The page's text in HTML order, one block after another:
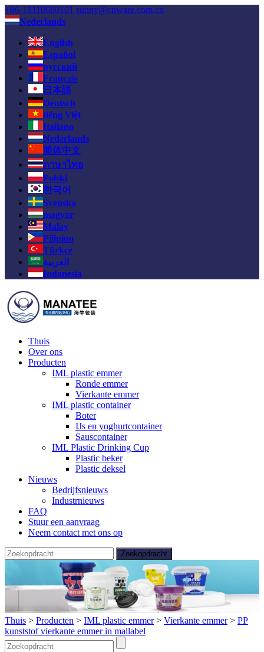
+86-18110680101 sunny@cnware.com.cn
Nederlands
English
Español
русский
Français
日本語
Deutsch
tiếng Việt
Italiano
Nederlands
简体中文
ภาษาไทย
Polski
한국어
Svenska
magyar
Malay
Pilipino
Türkçe
العربية
Indonesia
Thuis
Over ons
Producten
IML plastic emmer
Ronde emmer
Vierkante emmer
IML plastic container
Boter
IJs en yoghurtcontainer
Sauscontainer
IML Plastic Drinking Cup
Plastic beker
Plastic deksel
Nieuws
Bedrijfsnieuws
Industrnieuws
FAQ
Stuur een aanvraag
Neem contact met ons op
Thuis > Producten > IML plastic emmer> Vierkante emmer > PP
kunststof vierkante emmer in mallabel